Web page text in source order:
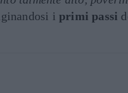
i primi passi